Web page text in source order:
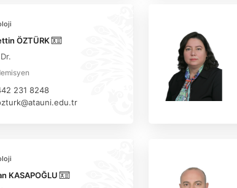
ÖZTÜRK
231 8248
KASAPOĞLU